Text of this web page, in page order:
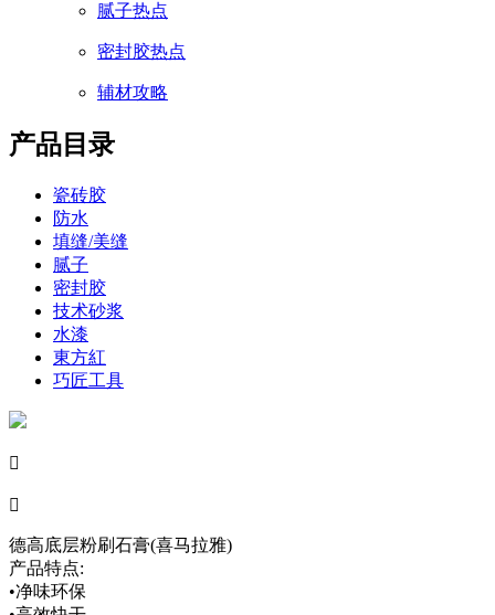
腻子热点
密封胶热点
辅材攻略
产品目录
瓷砖胶
防水
填缝/美缝
腻子
密封胶
技术砂浆
水漆
東方紅
巧匠工具


德高底层粉刷石膏(喜马拉雅)
产品特点:
•净味环保